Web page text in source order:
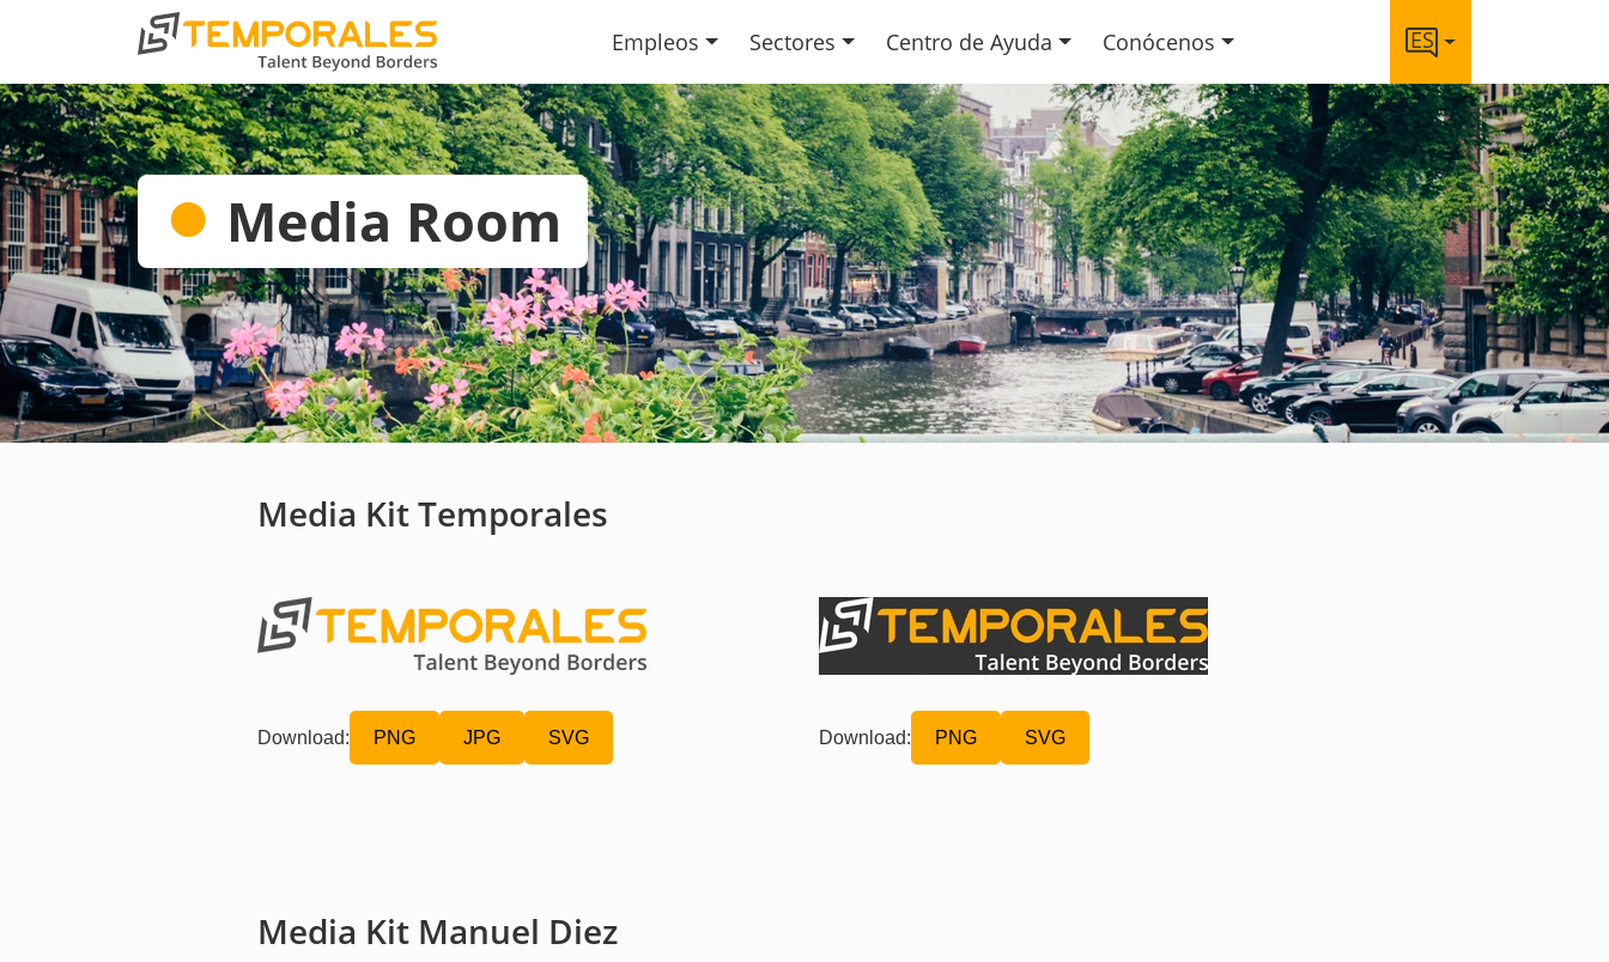
Empleos Sectores Centro de Ayuda Conócenos ES
● Media Room
Media Kit Temporales
Download: PNG JPG SVG Download: PNG SVG
Media Kit Manuel Diez